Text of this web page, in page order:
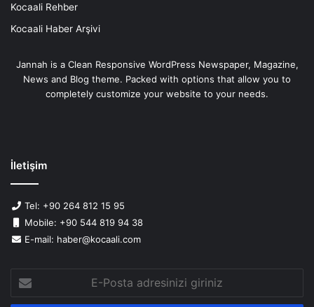
Kocaali Rehber
Kocaali Haber Arşivi
Jannah is a Clean Responsive WordPress Newspaper, Magazine,
News and Blog theme. Packed with options that allow you to
completely customize your website to your needs.
İletişim
Tel: +90 264 812 15 95
Mobile: +90 544 819 94 38
E-mail: haber@kocaali.com
Posta
adresinizi